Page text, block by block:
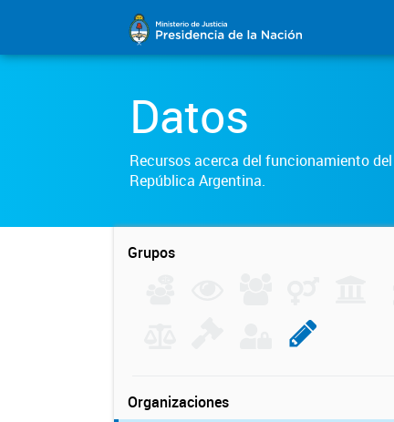
Datos
Recursos acerca del funcionamiento
República Argentina.
Grupos
Organizaciones